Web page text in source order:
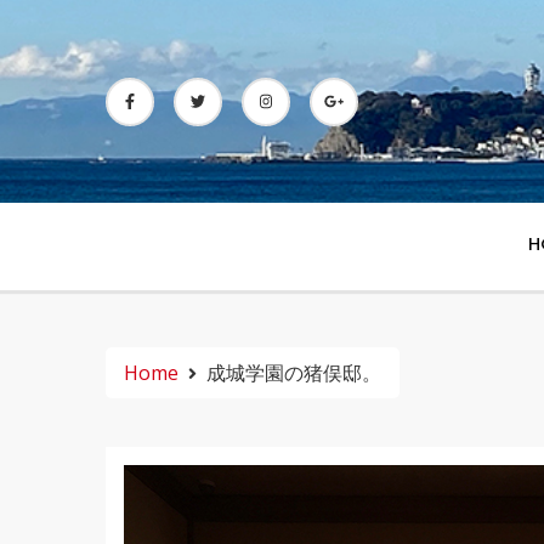
to
content
Home 成城学園の猪俣邸。